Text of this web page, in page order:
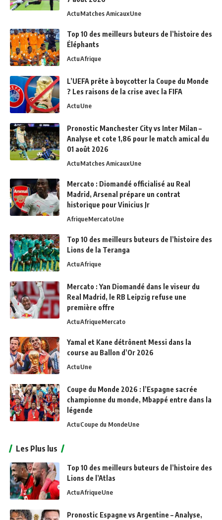
ActuMatches AmicauxUne
Top 10 des meilleurs buteurs de l’histoire des
Éléphants
ActuAfrique
L’UEFA prête à boycotter la Coupe du Monde
? Les raisons de la crise avec la FIFA
ActuUne
Pronostic Manchester City vs Inter Milan –
Analyse et cote 1,86 pour le match amical du
01 août 2026
ActuMatches AmicauxUne
Mercato : Diomandé officialisé au Real
Madrid, Arsenal prépare un contrat
historique pour Vinicius Jr
AfriqueMercatoUne
Top 10 des meilleurs buteurs de l’histoire des
Lions de la Teranga
ActuAfrique
Mercato : Yan Diomandé dans le viseur du
Real Madrid, le RB Leipzig refuse une
première offre
ActuAfriqueMercato
Yamal et Kane détrônent Messi dans la
course au Ballon d’Or 2026
ActuUne
Coupe du Monde 2026 : l’Espagne sacrée
championne du monde, Mbappé entre dans la
légende
ActuCoupe du MondeUne
Les Plus lus
Top 10 des meilleurs buteurs de l’histoire des
Lions de l’Atlas
ActuAfriqueUne
Pronostic Espagne vs Argentine – Analyse,